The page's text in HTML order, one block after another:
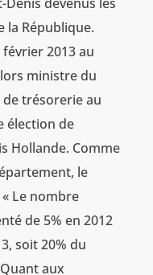
Denis devenus les
la République.
2013 au
ministre du
de trésorerie au
élection de
Hollande. Comme
le
Le nombre
de 5% en 2012
soit 20% du
aux